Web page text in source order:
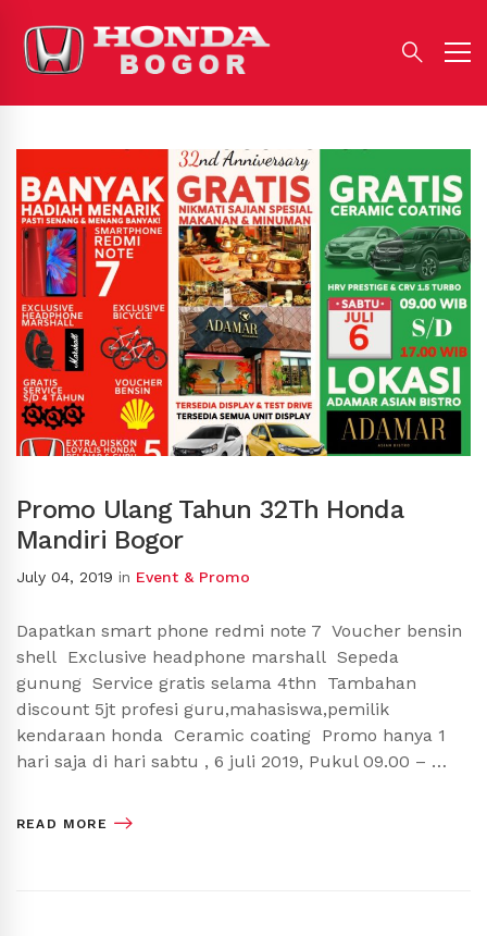
Promo Ulang Tahun 32Th Honda
Mandiri Bogor
July 04, 2019 in Event & Promo
Dapatkan smart phone redmi note 7 Voucher bensin
shell Exclusive headphone marshall Sepeda
gunung Service gratis selama 4thn Tambahan
discount 5jt profesi guru,mahasiswa,pemilik
kendaraan honda Ceramic coating Promo hanya 1
hari saja di hari sabtu , 6 juli 2019, Pukul 09.00 – …
READ MORE